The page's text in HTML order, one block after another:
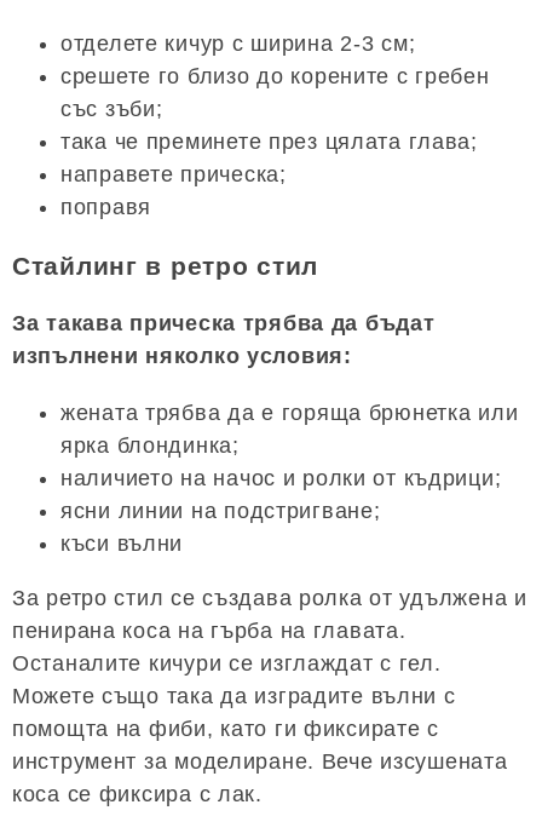
отделете кичур с ширина 2-3 см;
срешете го близо до корените с гребен
със зъби;
така че преминете през цялата глава;
направете прическа;
поправя
Стайлинг в ретро стил
За такава прическа трябва да бъдат
изпълнени няколко условия:
жената трябва да е горяща брюнетка или
ярка блондинка;
наличието на начос и ролки от къдрици;
ясни линии на подстригване;
къси вълни
За ретро стил се създава ролка от удължена и
пенирана коса на гърба на главата.
Останалите кичури се изглаждат с гел.
Можете също така да изградите вълни с
помощта на фиби, като ги фиксирате с
инструмент за моделиране. Вече изсушената
коса се фиксира с лак.